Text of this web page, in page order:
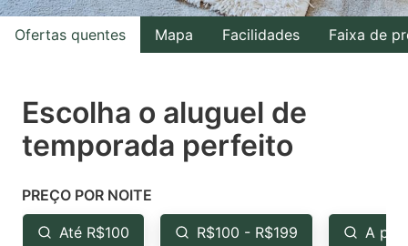
with
the
select
a
Press
the
with
the
select
a
the
Ofertas quentes Mapa Facilidades Faixa de
Escolha o aluguel de
temporada perfeito
PREÇO POR NOITE
Até R$100 R$100 - R$199 A